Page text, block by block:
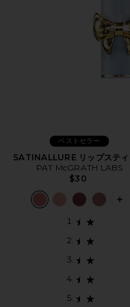
ベストセラー
SATINALLURE リップスティ
PAT McGRATH LABS
$30